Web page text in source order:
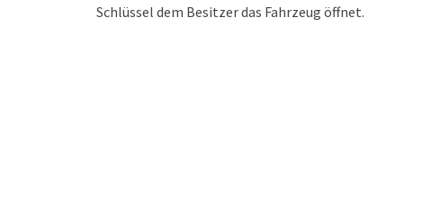
Schlüssel dem Besitzer das Fahrzeug öffnet.